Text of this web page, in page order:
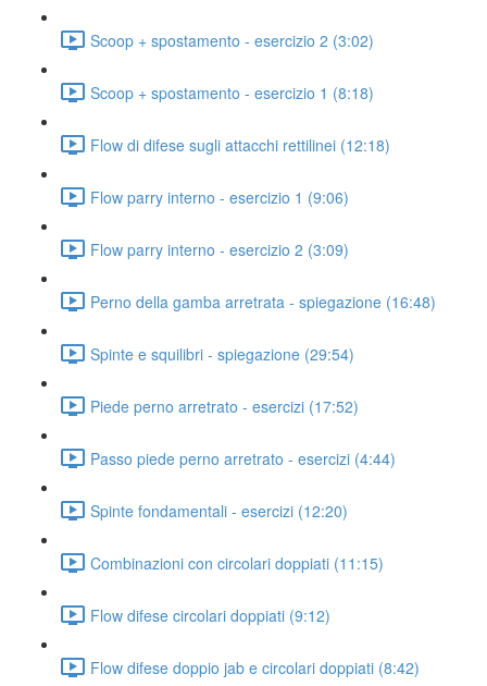
Scoop + spostamento - esercizio 2 (3:02)
Scoop + spostamento - esercizio 1 (8:18)
Flow di difese sugli attacchi rettilinei (12:18)
Flow parry interno - esercizio 1 (9:06)
Flow parry interno - esercizio 2 (3:09)
Perno della gamba arretrata - spiegazione (16:48)
Spinte e squilibri - spiegazione (29:54)
Piede perno arretrato - esercizi (17:52)
Passo piede perno arretrato - esercizi (4:44)
Spinte fondamentali - esercizi (12:20)
Combinazioni con circolari doppiati (11:15)
Flow difese circolari doppiati (9:12)
Flow difese doppio jab e circolari doppiati (8:42)